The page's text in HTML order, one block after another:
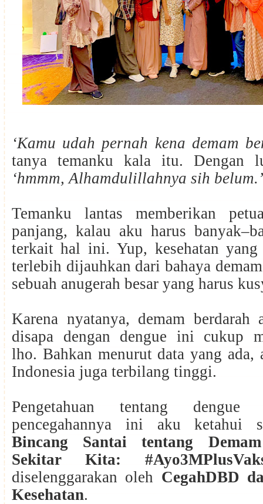
‘Kamu udah pernah kena demam
tanya temanku kala itu. Dengan
‘hmmm, Alhamdulillahnya sih belum.’
Temanku lantas memberikan
panjang, kalau aku harus
terkait hal ini.Yup, kesehatan
terlebih dijauhkan dari bahaya
sebuah anugerah besar yang harus
Karena nyatanya, demam berdarah
disapa dengan dengue ini cukup
lho. Bahkan menurut data yang ada,
Indonesia juga terbilang tinggi.
Pengetahuan tentang dengue
pencegahannya ini aku ketahui
Bincang Santai tentang
Sekitar Kita:
diselenggarakan oleh CegahDBD
Kesehatan.